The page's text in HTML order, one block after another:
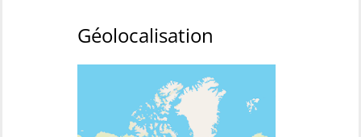
Géolocalisation